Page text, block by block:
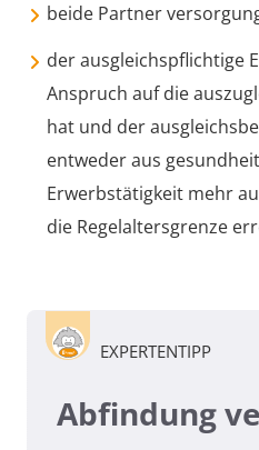
beide Partner
der ausgleichspflichtige
Anspruch auf die
hat und der
entweder aus
Erwerbstätigkeit mehr
die Regelaltersgrenze
EXPERTENTIPP
Abfindung